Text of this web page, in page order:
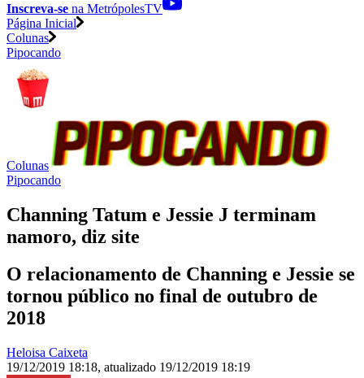
Inscreva-se na MetrópolesTV
Página Inicial
Colunas
Pipocando
Colunas
Pipocando
Channing Tatum e Jessie J terminam
namoro, diz site
O relacionamento de Channing e Jessie se
tornou público no final de outubro de
2018
Heloisa Caixeta
19/12/2019 18:18, atualizado 19/12/2019 18:19